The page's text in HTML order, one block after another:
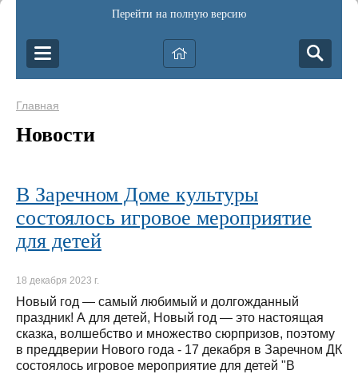
Перейти на полную версию
Главная
Новости
В Заречном Доме культуры
состоялось игровое мероприятие
для детей
18 декабря 2023 г.
Новый год — самый любимый и долгожданный
праздник! А для детей, Новый год — это настоящая
сказка, волшебство и множество сюрпризов, поэтому
в преддверии Нового года - 17 декабря в Заречном ДК
состоялось игровое мероприятие для детей "В